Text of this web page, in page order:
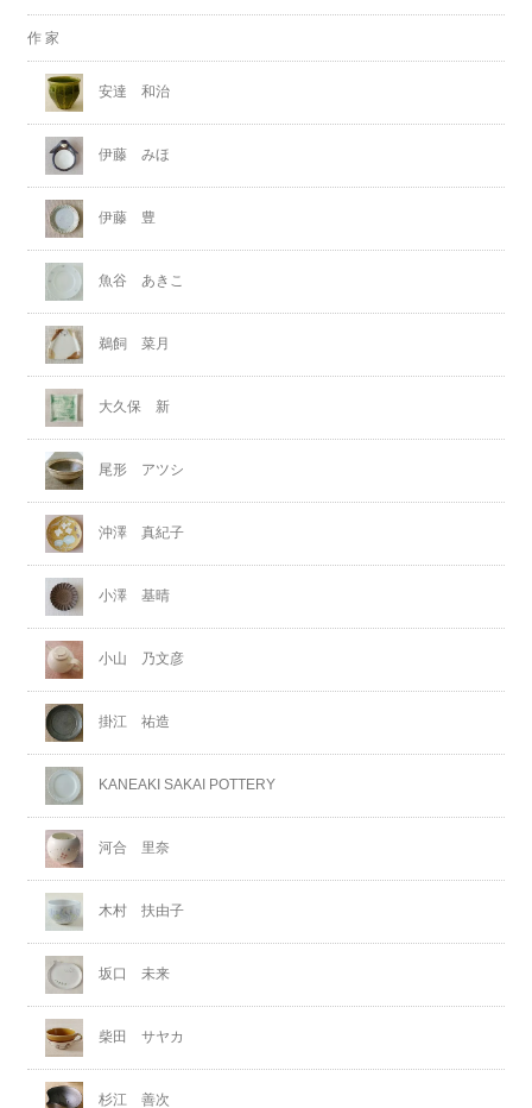
作 家
安達 和治
伊藤 みほ
伊藤 豊
魚谷 あきこ
鵜飼 菜月
大久保 新
尾形 アツシ
沖澤 真紀子
小澤 基晴
小山 乃文彦
掛江 祐造
KANEAKI SAKAI POTTERY
河合 里奈
木村 扶由子
坂口 未来
柴田 サヤカ
杉江 善次